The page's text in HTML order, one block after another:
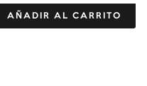
AÑADIR AL CARRITO